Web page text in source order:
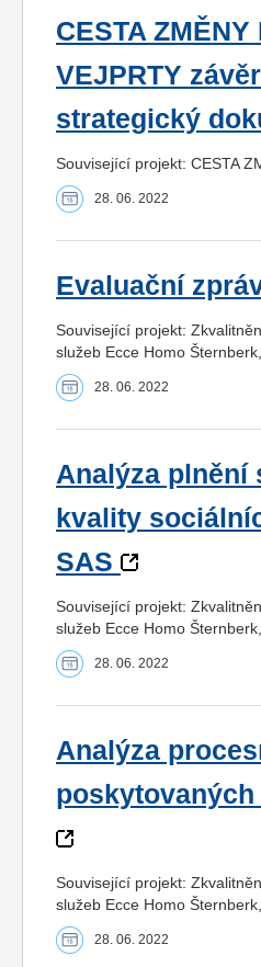
CESTA ZMĚNY
VEJPRTY
strategický
Související projekt: CESTA
28. 06. 2022
Evaluační
Související projekt:
služeb Ecce Homo
28. 06. 2022
Analýza plnění
kvality
SAS
Související projekt:
služeb Ecce Homo
28. 06. 2022
Analýza
poskytovaných
Související projekt:
služeb Ecce Homo
28. 06. 2022